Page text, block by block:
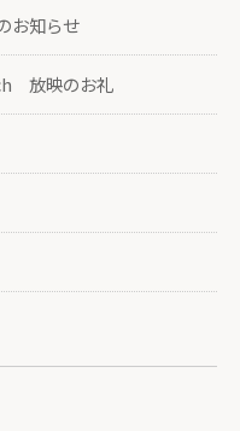
お知らせ
放映のお礼